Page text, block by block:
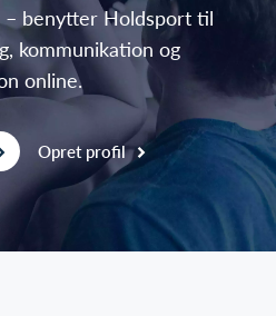
– benytter Holdsport til
kommunikation og
online.
Opret profil